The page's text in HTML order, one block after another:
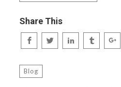
Share This
Blog